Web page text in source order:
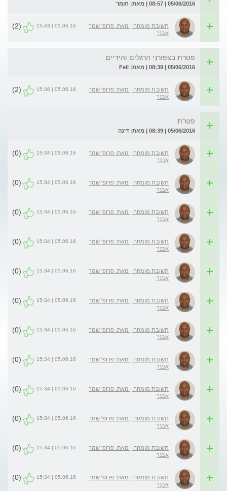
05/06/2016 | 08:57 | מאת: תומר
תשובת מומחה | מאת: פרופ' שמר
אבנר
05.06.16 | 15:43
(2)
פטרת בצפורני הרגלים והידיים
05/06/2016 | 08:39 | מאת: Feli
תשובת מומחה | מאת: פרופ' שמר
אבנר
05.06.16 | 15:36
(2)
פטרת
05/06/2016 | 08:39 | מאת: דינה
תשובת מומחה | מאת: פרופ' שמר
אבנר
05.06.16 | 15:34
(0)
תשובת מומחה | מאת: פרופ' שמר
אבנר
05.06.16 | 15:34
(0)
תשובת מומחה | מאת: פרופ' שמר
אבנר
05.06.16 | 15:34
(0)
תשובת מומחה | מאת: פרופ' שמר
אבנר
05.06.16 | 15:34
(0)
תשובת מומחה | מאת: פרופ' שמר
אבנר
05.06.16 | 15:34
(0)
תשובת מומחה | מאת: פרופ' שמר
אבנר
05.06.16 | 15:34
(0)
תשובת מומחה | מאת: פרופ' שמר
אבנר
05.06.16 | 15:34
(0)
תשובת מומחה | מאת: פרופ' שמר
אבנר
05.06.16 | 15:34
(0)
תשובת מומחה | מאת: פרופ' שמר
אבנר
05.06.16 | 15:34
(0)
תשובת מומחה | מאת: פרופ' שמר
אבנר
05.06.16 | 15:34
(0)
תשובת מומחה | מאת: פרופ' שמר
אבנר
05.06.16 | 15:34
(0)
תשובת מומחה | מאת: פרופ' שמר
אבנר
05.06.16 | 15:34
(0)